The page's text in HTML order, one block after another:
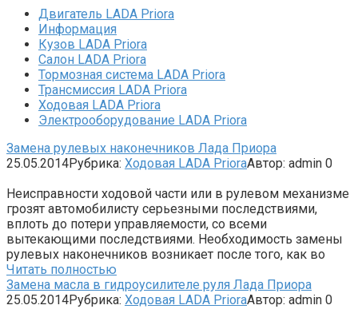
Двигатель LADA Priora
Информация
Кузов LADA Priora
Салон LADA Priora
Тормозная система LADA Priora
Трансмиссия LADA Priora
Ходовая LADA Priora
Электрооборудование LADA Priora
Замена рулевых наконечников Лада Приора
25.05.2014Рубрика: Ходовая LADA PrioraАвтор: admin 0
Неисправности ходовой части или в рулевом механизме
грозят автомобилисту серьезными последствиями,
вплоть до потери управляемости, со всеми
вытекающими последствиями. Необходимость замены
рулевых наконечников возникает после того, как во
Читать полностью
Замена масла в гидроусилителе руля Лада Приора
25.05.2014Рубрика: Ходовая LADA PrioraАвтор: admin 0